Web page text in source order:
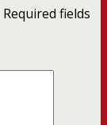
Required fields